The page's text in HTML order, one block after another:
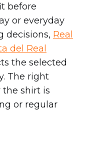
before
or everyday
decisions, Real
del Real
the selected
The right
shirt is
or regular